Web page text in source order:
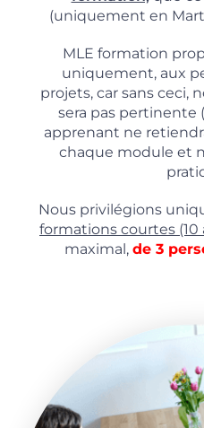
(uniquement en
MLE formation
uniquement, aux
projets, car sans ceci,
sera pas pertinente
apprenant ne
chaque module et
Nous privilégions
formations courtes (10
maximal, de 3